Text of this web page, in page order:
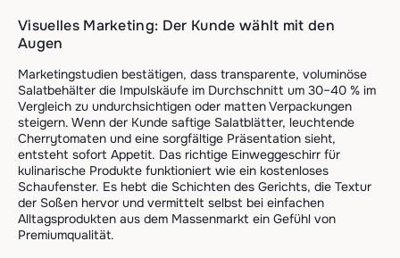
Visuelles Marketing: Der Kunde wählt mit den
Augen
Marketingstudien bestätigen, dass transparente, voluminöse
Salatbehälter die Impulskäufe im Durchschnitt um 30–40 % im
Vergleich zu undurchsichtigen oder matten Verpackungen
steigern. Wenn der Kunde saftige Salatblätter, leuchtende
Cherrytomaten und eine sorgfältige Präsentation sieht,
entsteht sofort Appetit. Das richtige Einweggeschirr für
kulinarische Produkte funktioniert wie ein kostenloses
Schaufenster. Es hebt die Schichten des Gerichts, die Textur
der Soßen hervor und vermittelt selbst bei einfachen
Alltagsprodukten aus dem Massenmarkt ein Gefühl von
Premiumqualität.